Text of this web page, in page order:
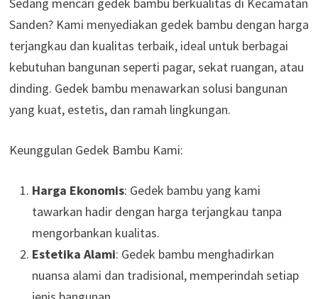
Sedang mencari gedek bambu berkualitas di Kecamatan
Sanden? Kami menyediakan gedek bambu dengan harga
terjangkau dan kualitas terbaik, ideal untuk berbagai
kebutuhan bangunan seperti pagar, sekat ruangan, atau
dinding. Gedek bambu menawarkan solusi bangunan
yang kuat, estetis, dan ramah lingkungan.
Keunggulan Gedek Bambu Kami:
Harga Ekonomis: Gedek bambu yang kami
tawarkan hadir dengan harga terjangkau tanpa
mengorbankan kualitas.
Estetika Alami: Gedek bambu menghadirkan
nuansa alami dan tradisional, memperindah setiap